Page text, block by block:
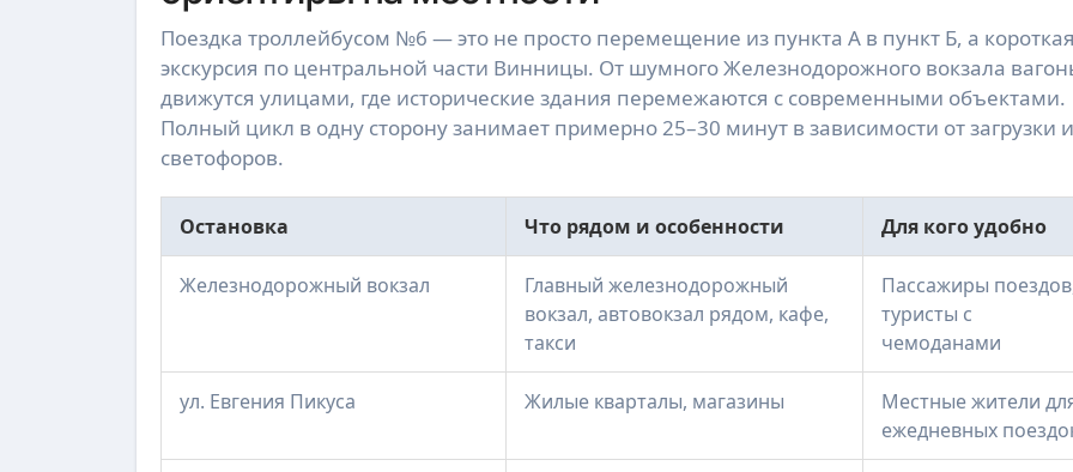
Поездка троллейбусом №6 — это не просто перемещение из пункта А в пункт Б, а короткая
экскурсия по центральной части Винницы. От шумного Железнодорожного вокзала
движутся улицами, где исторические здания перемежаются с современными объектами.
Полный цикл в одну сторону занимает примерно 25–30 минут в зависимости от загрузки и
светофоров.
Остановка Что рядом и особенности Для кого удобно
Железнодорожный вокзал
Главный железнодорожный
вокзал, автовокзал рядом, кафе,
такси
Пассажиры
туристы с
чемоданами
ул. Евгения Пикуса Жилые кварталы, магазины
Местные жители
ежедневных